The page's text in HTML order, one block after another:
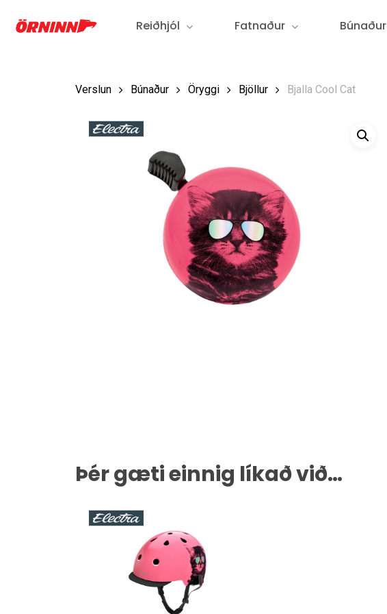
Reiðhjól Fatnaður Búnaður
Verslun Búnaður Öryggi Bjöllur Bjalla Cool Cat
Þér gæti einnig líkað við…